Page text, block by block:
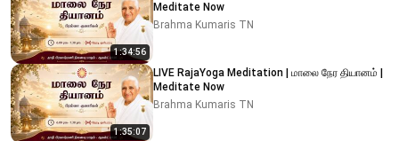
1:34:56
Meditate Now
Brahma Kumaris TN
1:35:07
LIVE RajaYoga Meditation | மாலை நேர தியானம் |
Meditate Now
Brahma Kumaris TN